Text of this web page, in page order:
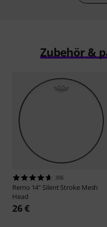
Zubehör &
306
Remo 14" Silent Stroke Mesh
Head
26 €